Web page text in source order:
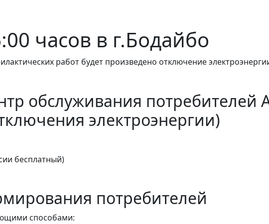
часов в г.Бодайбо
работ будет произведено отключение
обслуживания потребителей
электроэнергии)
бесплатный)
потребителей
способами: